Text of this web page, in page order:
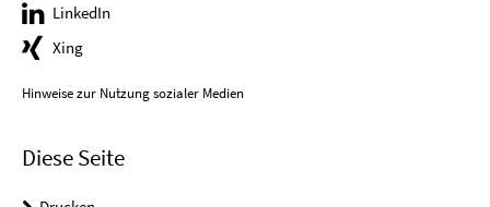
LinkedIn
Xing
Hinweise zur Nutzung sozialer Medien
Diese Seite